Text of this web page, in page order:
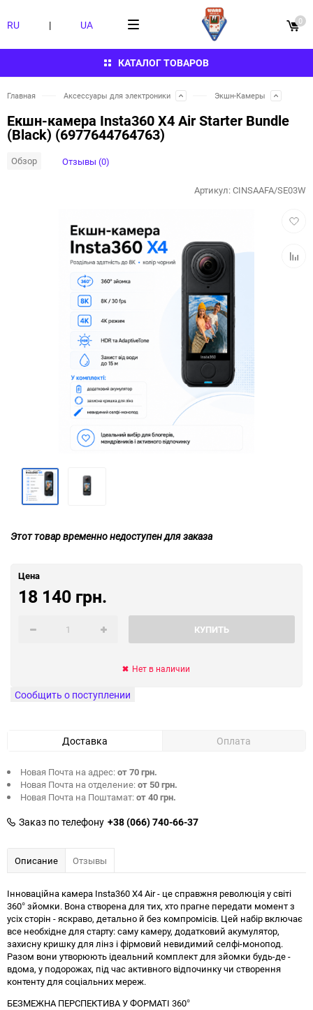
КАТАЛОГ ТОВАРОВ
RU | UA 0
Главная Аксессуары для электроники Экшн-Камеры
Екшн-камера Insta360 X4 Air Starter Bundle
(Black) (6977644764763)
Обзор Отзывы (0)
Артикул:CINSAAFA/SE03W
Этот товар временно недоступен для заказа
Цена
18 140 грн.
КУПИТЬ
Нет в наличии
Сообщить о поступлении
Доставка Оплата
Новая Почта на адрес:от 70 грн.
Новая Почта на отделение:от 50 грн.
Новая Почта на Поштамат:от 40 грн.
Заказ по телефону +38 (066) 740-66-37
Описание Отзывы
Інноваційна камера Insta360 X4 Air - це справжня революція у світі
360° зйомки. Вона створена для тих, хто прагне передати момент з
усіх сторін - яскраво, детально й без компромісів. Цей набір включає
все необхідне для старту: саму камеру, додатковий акумулятор,
захисну кришку для лінз і фірмовий невидимий селфі-монопод.
Разом вони утворюють ідеальний комплект для зйомки будь-де -
вдома, у подорожах, під час активного відпочинку чи створення
контенту для соціальних мереж.
БЕЗМЕЖНА ПЕРСПЕКТИВА У ФОРМАТІ 360°